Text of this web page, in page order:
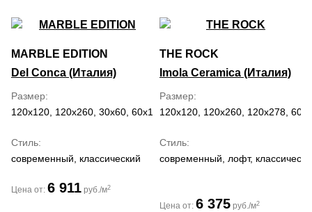
MARBLE EDITION
Del Conca (Италия)
Размер
120x120, 120x260, 30x60, 60x120, 60x60
Стиль
современный, классический
Цена от: 6 911 руб./м2
THE ROCK
Imola Ceramica (Италия)
Размер
120x120, 120x260, 120x278,
Стиль
современный, лофт,
Цена от: 6 375 руб./м2